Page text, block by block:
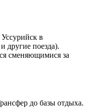
в
другие поезда).
сменяющимися за
до базы отдыха.